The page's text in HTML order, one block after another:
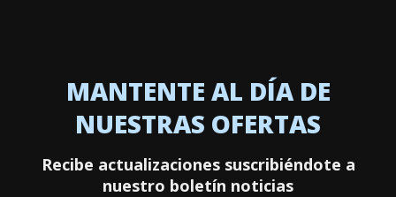
MANTENTE AL DÍA DE
NUESTRAS OFERTAS
Recibe actualizaciones suscribiéndote a
nuestro boletín noticias